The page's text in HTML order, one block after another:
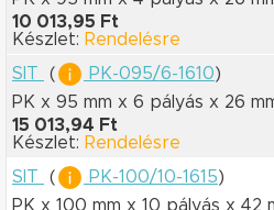
10 013,95 Ft
Készlet: Rendelésre
SIT
( PK-095/6-1610)
PK x 95 mm x 6 pályás x 26
15 013,94 Ft
Készlet: Rendelésre
SIT
( PK-100/10-1615)
PK x 100 mm x 10 pályás x 42